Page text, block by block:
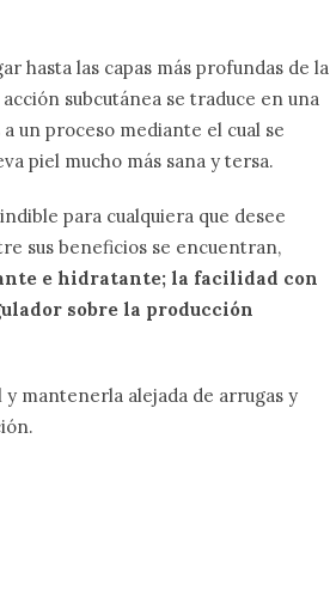
hasta las capas más profundas de la
subcutánea se traduce en una
un proceso mediante el cual se
piel mucho más sana y tersa.
para cualquiera que desee
sus beneficios se encuentran,
e hidratante; la facilidad con
sobre la producción
y mantenerla alejada de arrugas y